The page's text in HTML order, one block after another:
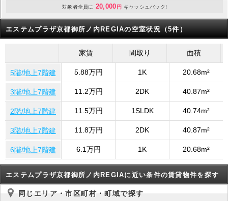
対象者全員に 20,000 円 キャッシュバック!
エステムプラザ京都御所ノ内REGIAの空室状況（5件）
家賃 間取り 面積
5階/地上7階建 5.88万円 1K 20.68m²
3階/地上7階建 11.2万円 2DK 40.87m²
2階/地上7階建 11.5万円 1SLDK 40.74m²
3階/地上7階建 11.8万円 2DK 40.87m²
6階/地上7階建 6.1万円 1K 20.68m²
エステムプラザ京都御所ノ内REGIAに近い条件の賃貸物件を探す
同じエリア・市区町村・町域で探す